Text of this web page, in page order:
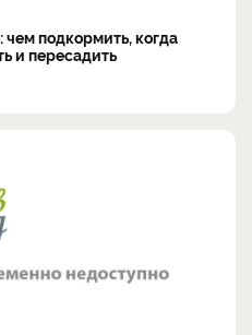
подкормить, когда
и пересадить